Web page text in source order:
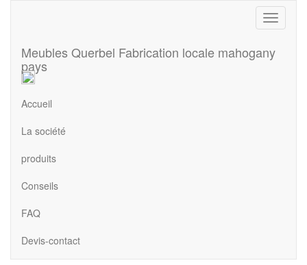
Meubles Querbel Fabrication locale mahogany
pays
Accueil
La société
produits
Conseils
FAQ
Devis-contact